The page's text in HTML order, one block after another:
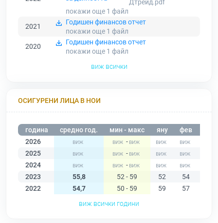
Дтрейд.pdf
покажи още 1 файл
2021
Годишен финансов отчет
покажи още 1 файл
2020
Годишен финансов отчет
покажи още 1 файл
виж всички
ОСИГУРЕНИ ЛИЦА В НОИ
година средно год. мин - макс яну фев
2026
-
2025
-
2024
-
2023
55,8 52 - 59 52 54
2022
54,7 50 - 59 59 57
виж всички години